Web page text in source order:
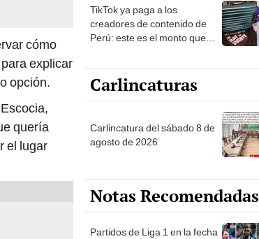
cómo
explicar
opción.
quería
el lugar
TikTok ya paga a los
creadores de contenido de
Perú: este es el monto que
1.000 vistas
Carlincaturas
Carlincatura del sábado 8 de
agosto de 2026
Notas Recomendadas
Partidos de Liga 1 en la fecha